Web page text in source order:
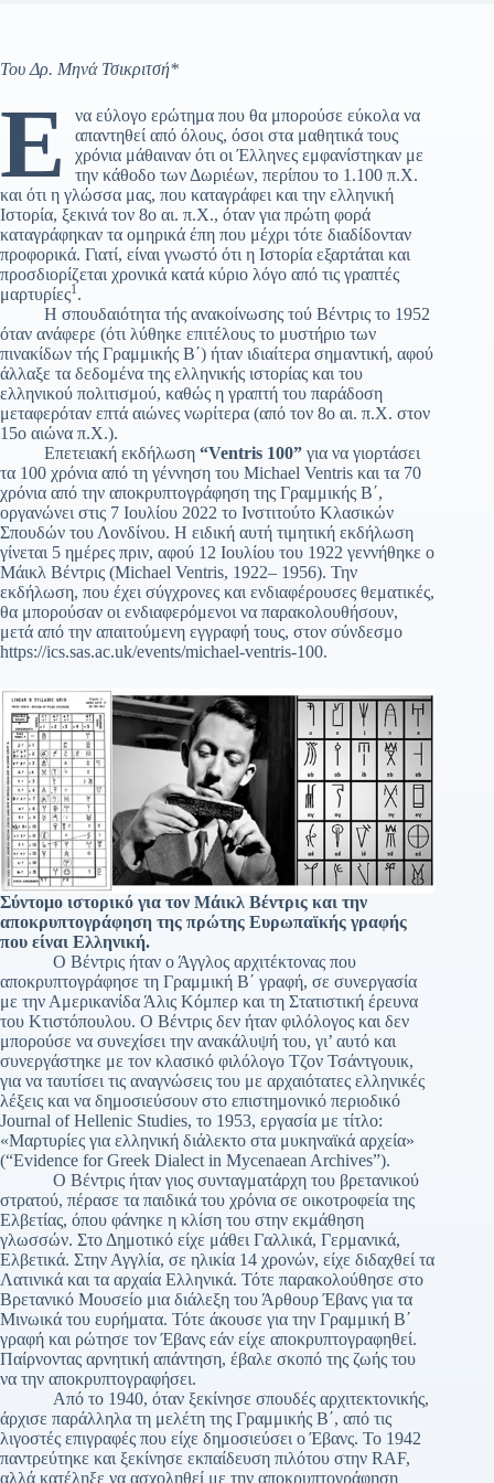
Του Δρ. Μηνά Τσικριτσή*
Έ
να εύλογο ερώτημα που θα μπορούσε εύκολα να
απαντηθεί από όλους, όσοι στα μαθητικά τους
χρόνια μάθαιναν ότι οι Έλληνες εμφανίστηκαν με
την κάθοδο των Δωριέων, περίπου το 1.100 π.Χ.
και ότι η γλώσσα μας, που καταγράφει και την ελληνική
Ιστορία, ξεκινά τον 8ο αι. π.Χ., όταν για πρώτη φορά
καταγράφηκαν τα ομηρικά έπη που μέχρι τότε διαδίδονταν
προφορικά. Γιατί, είναι γνωστό ότι η Ιστορία εξαρτάται και
προσδιορίζεται χρονικά κατά κύριο λόγο από τις γραπτές
μαρτυρίες1.
Η σπουδαιότητα τής ανακοίνωσης τού Βέντρις το 1952
όταν ανάφερε (ότι λύθηκε επιτέλους το μυστήριο των
πινακίδων τής Γραμμικής Β΄) ήταν ιδιαίτερα σημαντική, αφού
άλλαξε τα δεδομένα της ελληνικής ιστορίας και του
ελληνικού πολιτισμού, καθώς η γραπτή του παράδοση
μεταφερόταν επτά αιώνες νωρίτερα (από τον 8ο αι. π.Χ. στον
15ο αιώνα π.Χ.).
Επετειακή εκδήλωση “Ventris 100” για να γιορτάσει
τα 100 χρόνια από τη γέννηση του Michael Ventris και τα 70
χρόνια από την αποκρυπτογράφηση της Γραμμικής Β΄,
οργανώνει στις 7 Ιουλίου 2022 το Ινστιτούτο Κλασικών
Σπουδών του Λονδίνου. Η ειδική αυτή τιμητική εκδήλωση
γίνεται 5 ημέρες πριν, αφού 12 Ιουλίου του 1922 γεννήθηκε ο
Μάικλ Βέντρις (Michael Ventris, 1922– 1956). Την
εκδήλωση, που έχει σύγχρονες και ενδιαφέρουσες θεματικές,
θα μπορούσαν οι ενδιαφερόμενοι να παρακολουθήσουν,
μετά από την απαιτούμενη εγγραφή τους, στον σύνδεσμο
https://ics.sas.ac.uk/events/michael-ventris-100.
Σύντομο ιστορικό για τον Μάικλ Βέντρις και την
αποκρυπτογράφηση της πρώτης Ευρωπαϊκής γραφής
που είναι Ελληνική.
Ο Βέντρις ήταν ο Άγγλος αρχιτέκτονας που
αποκρυπτογράφησε τη Γραμμική Β΄ γραφή, σε συνεργασία
με την Αμερικανίδα Άλις Κόμπερ και τη Στατιστική έρευνα
του Κτιστόπουλου. Ο Βέντρις δεν ήταν φιλόλογος και δεν
μπορούσε να συνεχίσει την ανακάλυψή του, γι’ αυτό και
συνεργάστηκε με τον κλασικό φιλόλογο Τζον Τσάντγουικ,
για να ταυτίσει τις αναγνώσεις του με αρχαιότατες ελληνικές
λέξεις και να δημοσιεύσουν στο επιστημονικό περιοδικό
Journal of Hellenic Studies, το 1953, εργασία με τίτλο:
«Μαρτυρίες για ελληνική διάλεκτο στα μυκηναϊκά αρχεία»
(“Evidence for Greek Dialect in Mycenaean Archives”).
Ο Βέντρις ήταν γιος συνταγματάρχη του βρετανικού
στρατού, πέρασε τα παιδικά του χρόνια σε οικοτροφεία της
Ελβετίας, όπου φάνηκε η κλίση του στην εκμάθηση
γλωσσών. Στο Δημοτικό είχε μάθει Γαλλικά, Γερμανικά,
Ελβετικά. Στην Αγγλία, σε ηλικία 14 χρονών, είχε διδαχθεί τα
Λατινικά και τα αρχαία Ελληνικά. Τότε παρακολούθησε στο
Βρετανικό Μουσείο μια διάλεξη του Άρθουρ Έβανς για τα
Μινωικά του ευρήματα. Τότε άκουσε για την Γραμμική Β΄
γραφή και ρώτησε τον Έβανς εάν είχε αποκρυπτογραφηθεί.
Παίρνοντας αρνητική απάντηση, έβαλε σκοπό της ζωής του
να την αποκρυπτογραφήσει.
Από το 1940, όταν ξεκίνησε σπουδές αρχιτεκτονικής,
άρχισε παράλληλα τη μελέτη της Γραμμικής Β΄, από τις
λιγοστές επιγραφές που είχε δημοσιεύσει ο Έβανς. Το 1942
παντρεύτηκε και ξεκίνησε εκπαίδευση πιλότου στην RAF,
αλλά κατέληξε να ασχοληθεί με την αποκρυπτογράφηση